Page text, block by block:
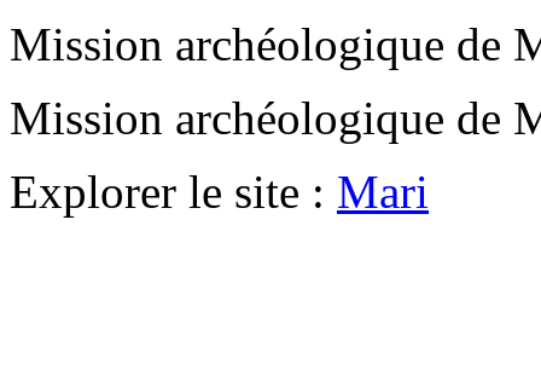
Mission archéologique de
Mission archéologique de
Explorer le site : Mari